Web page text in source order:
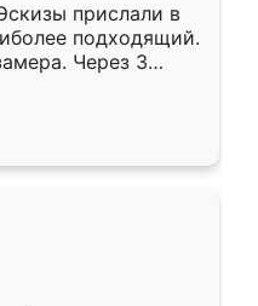
прислали в
подходящий.
Через 3
Остались
Ренессанс